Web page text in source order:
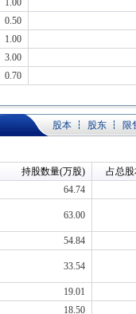
1.00
0.50
1.00
3.00
0.70
股本 股东 限
持股数量(万股)
占总
64.74
63.00
54.84
33.54
19.01
18.50